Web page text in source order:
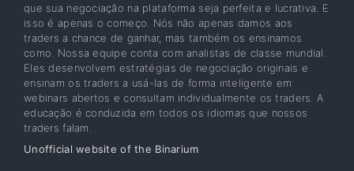
que sua negociação na plataforma seja perfeita e lucrativa. E
isso é apenas o começo. Nós não apenas damos aos
traders a chance de ganhar, mas também os ensinamos
como. Nossa equipe conta com analistas de classe mundial.
Eles desenvolvem estratégias de negociação originais e
ensinam os traders a usá-las de forma inteligente em
webinars abertos e consultam individualmente os traders. A
educação é conduzida em todos os idiomas que nossos
traders falam.
Unofficial website of the Binarium